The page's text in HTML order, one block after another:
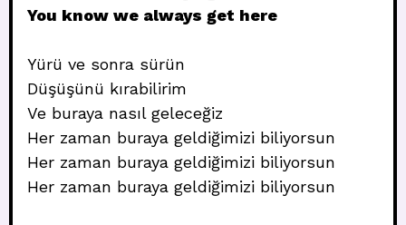
You know we always get here
Yürü ve sonra sürün
Düşüşünü kırabilirim
Ve buraya nasıl geleceğiz
Her zaman buraya geldiğimizi biliyorsun
Her zaman buraya geldiğimizi biliyorsun
Her zaman buraya geldiğimizi biliyorsun